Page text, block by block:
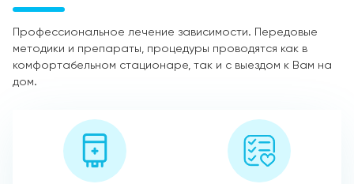
Профессиональное лечение зависимости. Передовые
методики и препараты, процедуры проводятся как в
комфортабельном стационаре, так и с выездом к Вам на
дом.